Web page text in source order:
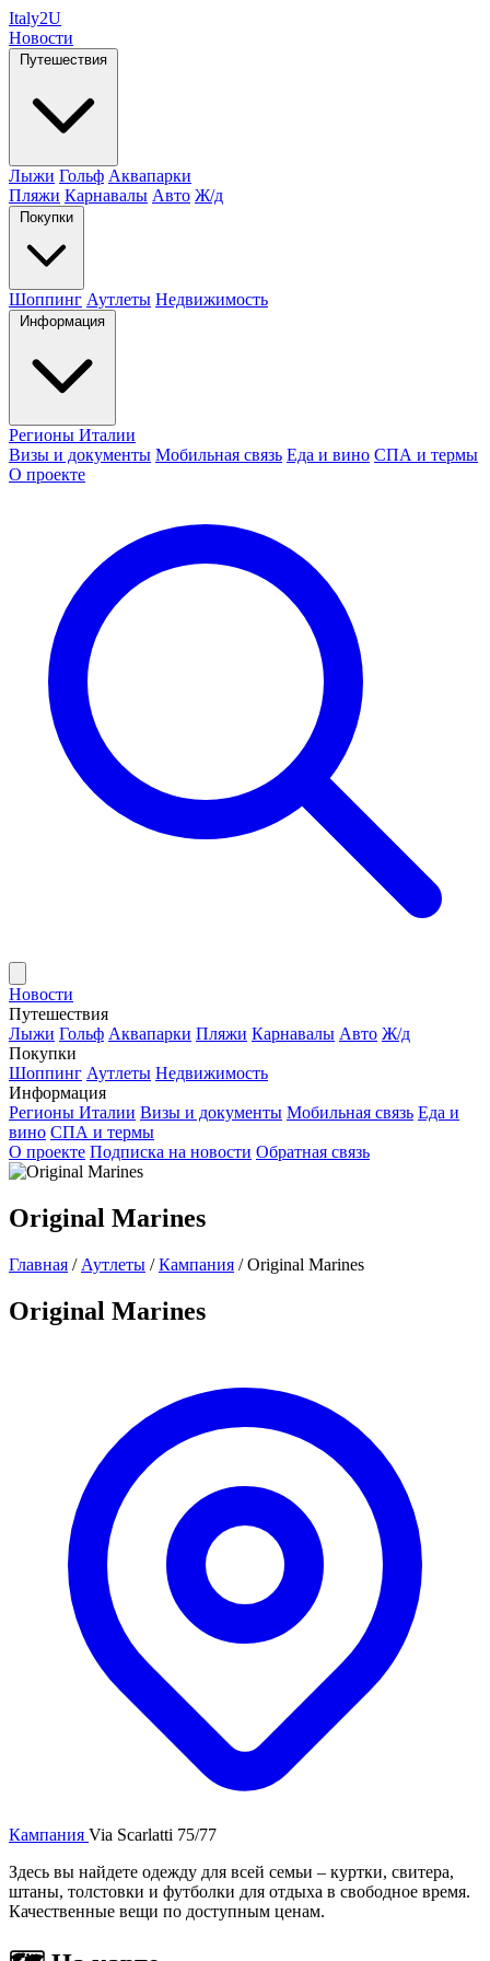
Italy2U
Новости
Путешествия
Лыжи Гольф Аквапарки
Пляжи Карнавалы Авто Ж/д
Покупки
Шоппинг Аутлеты Недвижимость
Информация
Регионы Италии
Визы и документы Мобильная связь Еда и вино СПА и термы
О проекте
Новости
Путешествия
Лыжи Гольф Аквапарки Пляжи Карнавалы Авто Ж/д
Покупки
Шоппинг Аутлеты Недвижимость
Информация
Регионы Италии Визы и документы Мобильная связь Еда и
вино СПА и термы
О проекте Подписка на новости Обратная связь
Original Marines
Главная / Аутлеты / Кампания / Original Marines
Original Marines
Кампания Via Scarlatti 75/77
Здесь вы найдете одежду для всей семьи – куртки, свитера,
штаны, толстовки и футболки для отдыха в свободное время.
Качественные вещи по доступным ценам.